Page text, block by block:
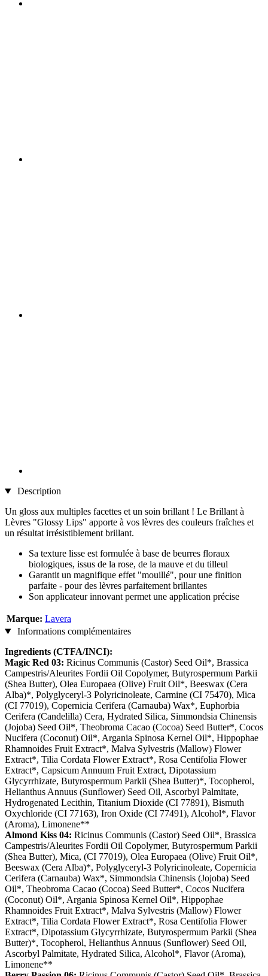
Description
Un gloss aux multiples facettes et un soin brillant ! Le Brillant à
Lèvres "Glossy Lips" apporte à vos lèvres des couleurs fraîches et
un résultat irrésistiblement brillant.
Sa texture lisse est formulée à base de beurres floraux
biologiques, issus de la rose, de la mauve et du tilleul
Garantit un magnifique effet "mouillé", pour une finition
parfaite - pour des lèvres parfaitement brillantes
Son applicateur innovant permet une application précise
Marque: Lavera
Informations complémentaires
Ingredients (CTFA/INCI):
Magic Red 03: Ricinus Communis (Castor) Seed Oil*, Brassica
Campestris/Aleurites Fordii Oil Copolymer, Butyrospermum Parkii
(Shea Butter), Olea Europaea (Olive) Fruit Oil*, Beeswax (Cera
Alba)*, Polyglyceryl-3 Polyricinoleate, Carmine (CI 75470), Mica
(CI 77019), Copernicia Cerifera (Carnauba) Wax*, Euphorbia
Cerifera (Candelilla) Cera, Hydrated Silica, Simmondsia Chinensis
(Jojoba) Seed Oil*, Theobroma Cacao (Cocoa) Seed Butter*, Cocos
Nucifera (Coconut) Oil*, Argania Spinosa Kernel Oil*, Hippophae
Rhamnoides Fruit Extract*, Malva Sylvestris (Mallow) Flower
Extract*, Tilia Cordata Flower Extract*, Rosa Centifolia Flower
Extract*, Capsicum Annuum Fruit Extract, Dipotassium
Glycyrrhizate, Butyrospermum Parkii (Shea Butter)*, Tocopherol,
Helianthus Annuus (Sunflower) Seed Oil, Ascorbyl Palmitate,
Hydrogenated Lecithin, Titanium Dioxide (CI 77891), Bismuth
Oxychloride (CI 77163), Iron Oxide (CI 77491), Alcohol*, Flavor
(Aroma), Limonene**
Almond Kiss 04: Ricinus Communis (Castor) Seed Oil*, Brassica
Campestris/Aleurites Fordii Oil Copolymer, Butyrospermum Parkii
(Shea Butter), Mica, (CI 77019), Olea Europaea (Olive) Fruit Oil*,
Beeswax (Cera Alba)*, Polyglyceryl-3 Polyricinoleate, Copernicia
Cerifera (Carnauba) Wax*, Simmondsia Chinensis (Jojoba) Seed
Oil*, Theobroma Cacao (Cocoa) Seed Butter*, Cocos Nucifera
(Coconut) Oil*, Argania Spinosa Kernel Oil*, Hippophae
Rhamnoides Fruit Extract*, Malva Sylvestris (Mallow) Flower
Extract*, Tilia Cordata Flower Extract*, Rosa Centifolia Flower
Extract*, Dipotassium Glycyrrhizate, Butyrospermum Parkii (Shea
Butter)*, Tocopherol, Helianthus Annuus (Sunflower) Seed Oil,
Ascorbyl Palmitate, Hydrated Silica, Alcohol*, Flavor (Aroma),
Limonene**